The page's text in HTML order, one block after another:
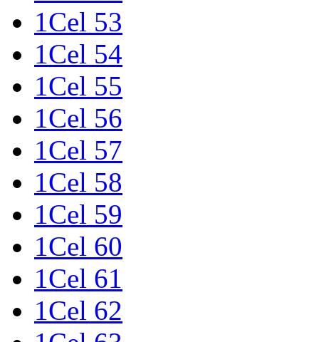
1Cel 53
1Cel 54
1Cel 55
1Cel 56
1Cel 57
1Cel 58
1Cel 59
1Cel 60
1Cel 61
1Cel 62